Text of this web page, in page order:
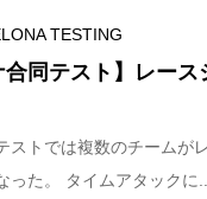
TESTING
合同テスト】レース
ストでは複数のチームが
った。 タイムアタックに